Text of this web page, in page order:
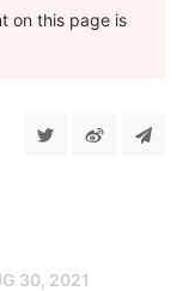
on this page is
30, 2021